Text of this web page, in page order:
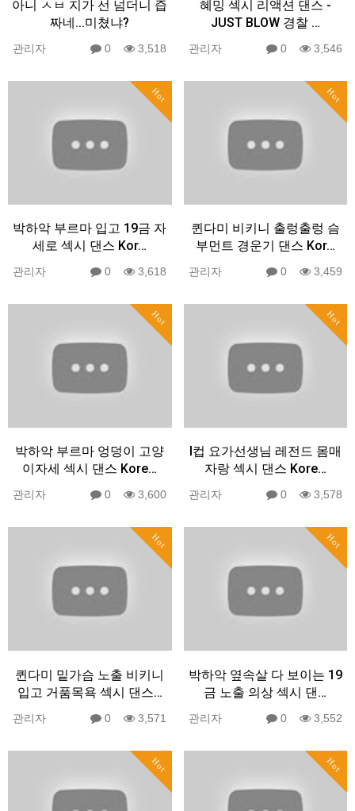
아니 ㅅㅂ 지가 선 넘더니 즙
짜네...미쳤냐?
관리자 0 3,518
혜밍 섹시 리액션 댄스 -
JUST BLOW 경찰 …
관리자 0 3,546
Hot
박하악 부르마 입고 19금 자
세로 섹시 댄스 Kor…
관리자 0 3,618
Hot
퀸다미 비키니 출렁출렁 슴
부먼트 경운기 댄스 Kor…
관리자 0 3,459
Hot
박하악 부르마 엉덩이 고양
이자세 섹시 댄스 Kore…
관리자 0 3,600
Hot
I컵 요가선생님 레전드 몸매
자랑 섹시 댄스 Kore…
관리자 0 3,578
Hot
퀸다미 밑가슴 노출 비키니
입고 거품목욕 섹시 댄스…
관리자 0 3,571
Hot
박하악 옆속살 다 보이는 19
금 노출 의상 섹시 댄…
관리자 0 3,552
Hot Hot